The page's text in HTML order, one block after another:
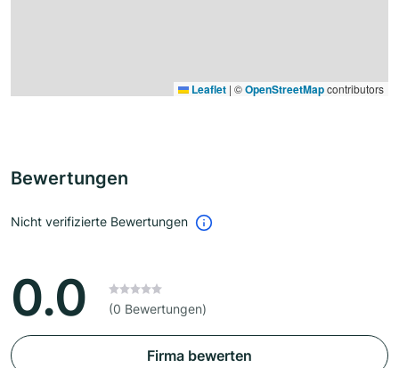
Leaflet | ©OpenStreetMapcontributors
Bewertungen
Nicht verifizierte Bewertungen
0.0 (0 Bewertungen)
Firma bewerten